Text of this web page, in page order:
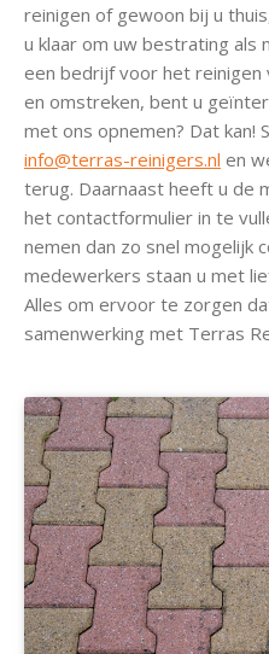
reinigen of gewoon bij u
u klaar om uw bestrating als
een bedrijf voor het
en omstreken, bent u
met ons opnemen? Dat kan!
info@terras-reinigers.nl en
terug. Daarnaast heeft u de
het contactformulier in te
nemen dan zo snel mogelijk
medewerkers staan u met
Alles om ervoor te zorgen
samenwerking met Terras